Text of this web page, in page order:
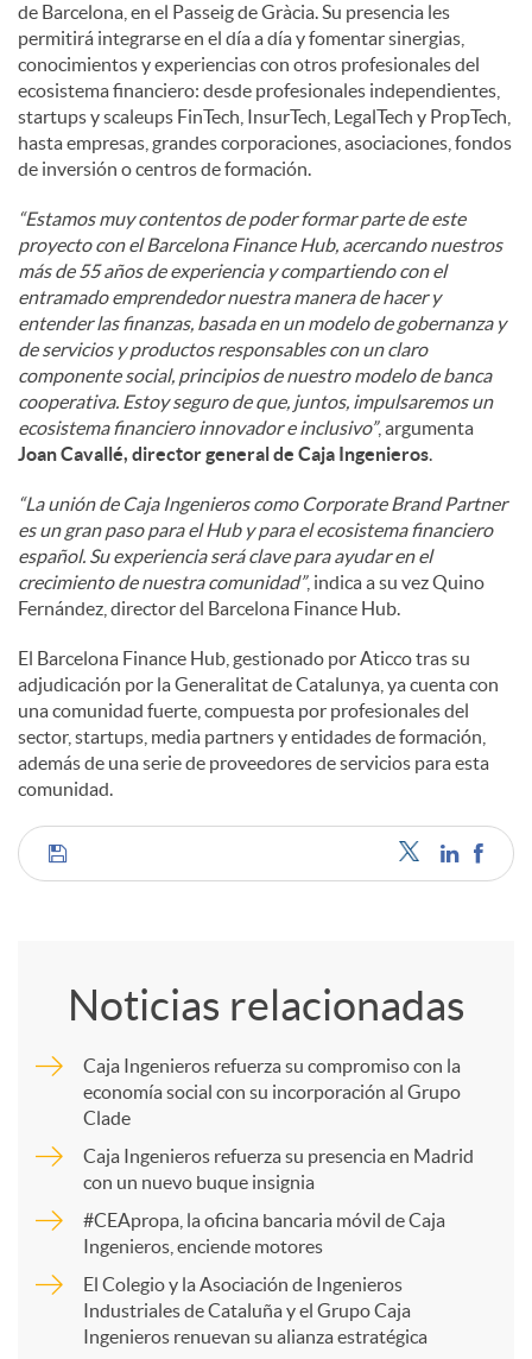
de Barcelona, en el Passeig de Gràcia. Su presencia les
permitirá integrarse en el día a día y fomentar sinergias,
conocimientos y experiencias con otros profesionales del
ecosistema financiero: desde profesionales independientes,
startups y scaleups FinTech, InsurTech, LegalTech y PropTech,
hasta empresas, grandes corporaciones, asociaciones, fondos
de inversión o centros de formación.
“Estamos muy contentos de poder formar parte de este
proyecto con el Barcelona Finance Hub, acercando nuestros
más de 55 años de experiencia y compartiendo con el
entramado emprendedor nuestra manera de hacer y
entender las finanzas, basada en un modelo de gobernanza y
de servicios y productos responsables con un claro
componente social, principios de nuestro modelo de banca
cooperativa. Estoy seguro de que, juntos, impulsaremos un
ecosistema financiero innovador e inclusivo”, argumenta
Joan Cavallé, director general de Caja Ingenieros.
“La unión de Caja Ingenieros como Corporate Brand Partner
es un gran paso para el Hub y para el ecosistema financiero
español. Su experiencia será clave para ayudar en el
crecimiento de nuestra comunidad”, indica a su vez Quino
Fernández, director del Barcelona Finance Hub.
El Barcelona Finance Hub, gestionado por Aticco tras su
adjudicación por la Generalitat de Catalunya, ya cuenta con
una comunidad fuerte, compuesta por profesionales del
sector, startups, media partners y entidades de formación,
además de una serie de proveedores de servicios para esta
comunidad.
C
m
r
Noticias relacionadas
Caja Ingenieros refuerza su compromiso con la
economía social con su incorporación al Grupo
Clade
Caja Ingenieros refuerza su presencia en Madrid
con un nuevo buque insignia
#CEApropa, la oficina bancaria móvil de Caja
Ingenieros, enciende motores
El Colegio y la Asociación de Ingenieros
Industriales de Cataluña y el Grupo Caja
Ingenieros renuevan su alianza estratégica